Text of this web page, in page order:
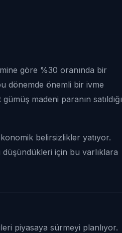
göre %30 oranında bir
dönemde önemli bir ivme
madeni paranın satıldığı
belirsizlikler yatıyor.
düşündükleri için bu varlıklara
piyasaya sürmeyi planlıyor.